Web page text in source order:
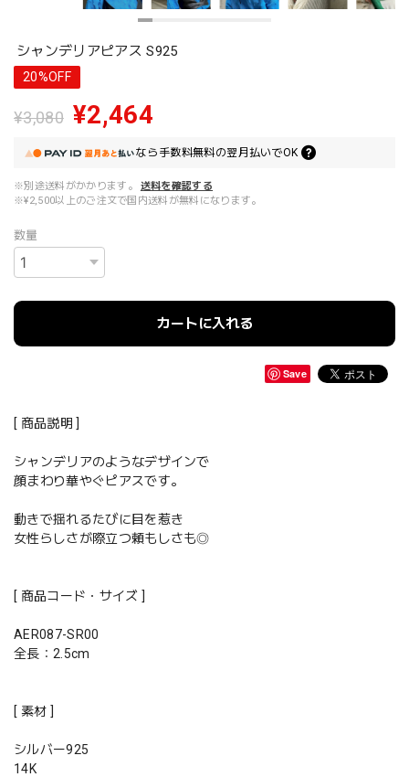
シャンデリアピアス S925
20%OFF
¥3,080 ¥2,464
なら 手数料無料の翌月払いでOK
※別途送料がかかります。
送料を確認する
※¥2,500以上のご注文で国内送料が無料になります。
数量
カートに入れる
Save
[ 商品説明 ]
シャンデリアのようなデザインで
顔まわり華やぐピアスです。
動きで揺れるたびに目を惹き
女性らしさが際立つ頼もしさも◎
[ 商品コード・サイズ ]
AER087-SR00
全長：2.5cm
[ 素材 ]
シルバー925
14K